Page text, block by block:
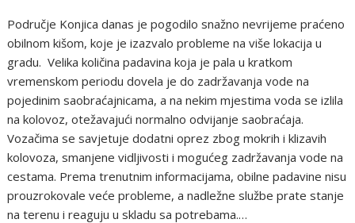
Područje Konjica danas je pogodilo snažno nevrijeme praćeno
obilnom kišom, koje je izazvalo probleme na više lokacija u
gradu. Velika količina padavina koja je pala u kratkom
vremenskom periodu dovela je do zadržavanja vode na
pojedinim saobraćajnicama, a na nekim mjestima voda se izlila
na kolovoz, otežavajući normalno odvijanje saobraćaja.
Vozačima se savjetuje dodatni oprez zbog mokrih i klizavih
kolovoza, smanjene vidljivosti i mogućeg zadržavanja vode na
cestama. Prema trenutnim informacijama, obilne padavine nisu
prouzrokovale veće probleme, a nadležne službe prate stanje
na terenu i reaguju u skladu sa potrebama.…